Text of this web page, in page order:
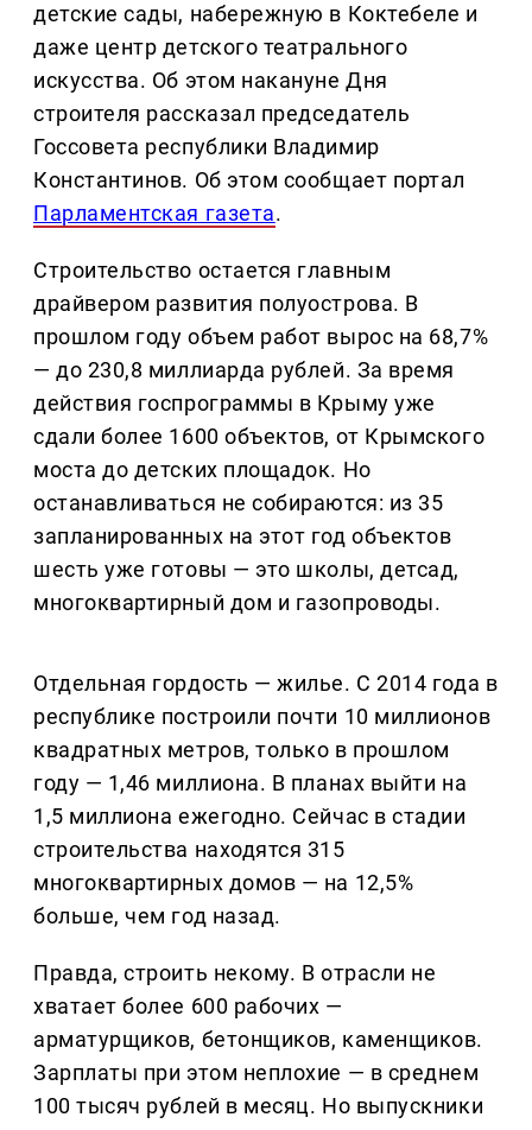
детские сады, набережную в Коктебеле и
даже центр детского театрального
искусства. Об этом накануне Дня
строителя рассказал председатель
Госсовета республики Владимир
Константинов. Об этом сообщает портал
Парламентская газета.
Строительство остается главным
драйвером развития полуострова. В
прошлом году объем работ вырос на 68,7%
— до 230,8 миллиарда рублей. За время
действия госпрограммы в Крыму уже
сдали более 1600 объектов, от Крымского
моста до детских площадок. Но
останавливаться не собираются: из 35
запланированных на этот год объектов
шесть уже готовы — это школы, детсад,
многоквартирный дом и газопроводы.
Отдельная гордость — жилье. С 2014 года в
республике построили почти 10 миллионов
квадратных метров, только в прошлом
году — 1,46 миллиона. В планах выйти на
1,5 миллиона ежегодно. Сейчас в стадии
строительства находятся 315
многоквартирных домов — на 12,5%
больше, чем год назад.
Правда, строить некому. В отрасли не
хватает более 600 рабочих —
арматурщиков, бетонщиков, каменщиков.
Зарплаты при этом неплохие — в среднем
100 тысяч рублей в месяц. Но выпускники